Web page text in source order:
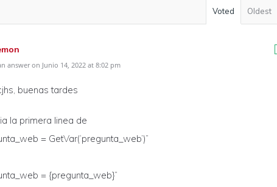
Voted Oldest
answer on Junio 14, 2022 at 8:02 pm
buenas tardes
la primera linea de
= GetVar(‘pregunta_web’)”
= {pregunta_web}”